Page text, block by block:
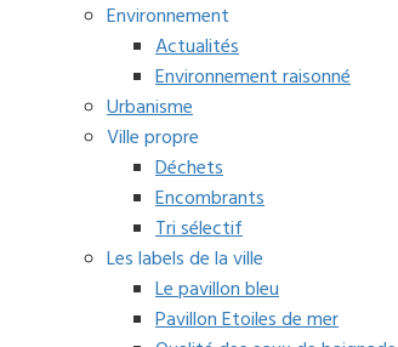
Environnement
Actualités
Environnement raisonné
Urbanisme
Ville propre
Déchets
Encombrants
Tri sélectif
Les labels de la ville
Le pavillon bleu
Pavillon Etoiles de mer